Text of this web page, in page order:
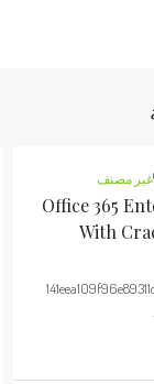
غير مصنف
Office 365
With